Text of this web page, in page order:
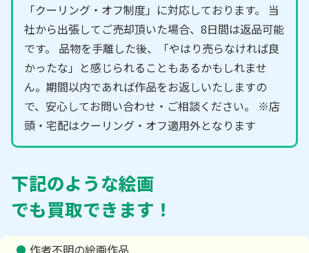
「クーリング・オフ制度」に対応しております。 当
社から出張してご売却頂いた場合、8日間は返品可能
です。 品物を手離した後、「やはり売らなければ良
かったな」と感じられることもあるかもしれませ
ん。期間以内であれば作品をお返しいたしますの
で、安心してお問い合わせ・ご相談ください。 ※店
頭・宅配はクーリング・オフ適用外となります
下記のような絵画
でも買取できます！
作者不明の絵画作品